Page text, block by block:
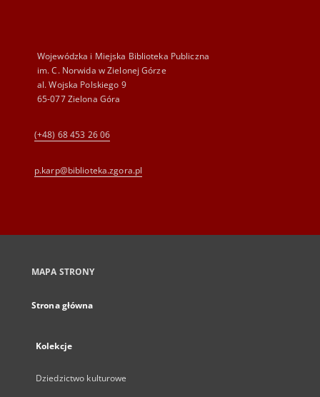
Wojewódzka i Miejska Biblioteka Publiczna
im. C. Norwida w Zielonej Górze
al. Wojska Polskiego 9
65-077 Zielona Góra
(+48) 68 453 26 06
p.karp@biblioteka.zgora.pl
MAPA STRONY
Strona główna
Kolekcje
Dziedzictwo kulturowe